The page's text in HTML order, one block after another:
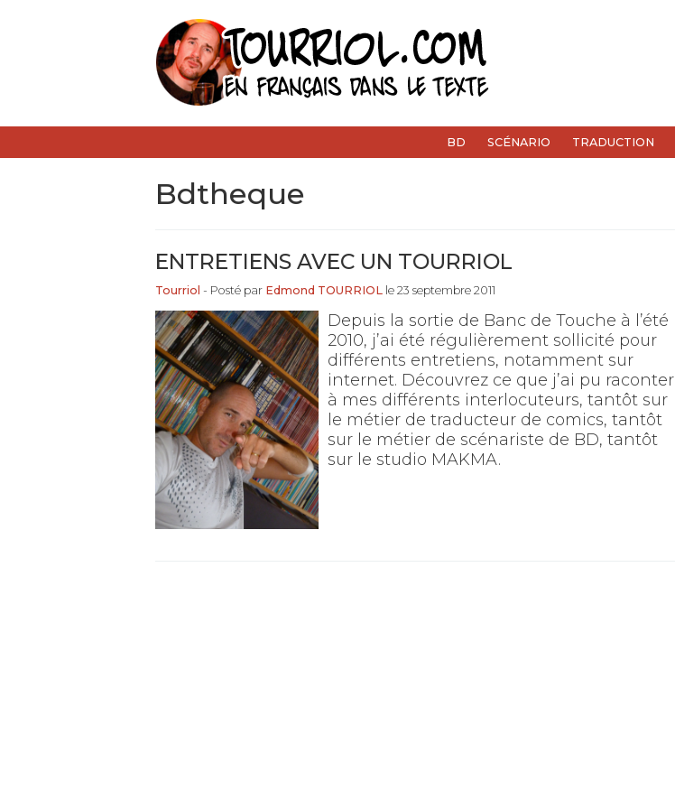
BD SCÉNARIO TRADUCTION
bdtheque
ENTRETIENS AVEC UN TOURRIOL
Tourriol - Posté par Edmond TOURRIOL le 23 septembre 2011
Depuis la sortie de Banc de Touche à l’été
2010, j’ai été régulièrement sollicité pour
différents entretiens, notamment sur
internet. Découvrez ce que j’ai pu raconter
à mes différents interlocuteurs, tantôt sur
le métier de traducteur de comics, tantôt
sur le métier de scénariste de BD, tantôt
sur le studio MAKMA.